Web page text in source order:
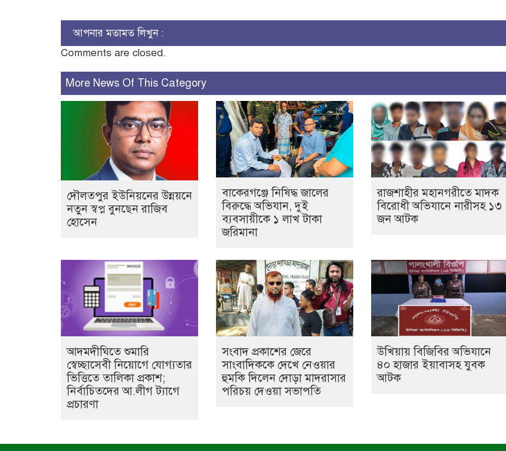
আপনার মতামত লিখুন :
Comments are closed.
More News Of This Category
দৌলতপুর ইউনিয়নের উন্নয়নে
নতুন স্বপ্ন বুনছেন রাজিব
হোসেন
বাকেরগঞ্জে নিষিদ্ধ জালের
বিরুদ্ধে অভিযান, দুই
ব্যবসায়ীকে ১ লাখ টাকা
জরিমানা
রাজশাহীর মহানগরীতে মাদক
বিরোধী অভিযানে নারীসহ ১৩
জন আটক
আদমদীঘিতে শুমারি
স্বেচ্ছাসেবী নিয়োগে যোগ্যতার
ভিত্তিতে তালিকা প্রকাশ;
নির্বাচিতদের আ.লীগ ট্যাগে
প্রচারণা
সংবাদ প্রকাশের জেরে
সাংবাদিককে দেখে নেওয়ার
হুমকি দিলেন দোড়া মাদরাসার
পরিচয় দেওয়া সভাপতি
উখিয়ায় বিজিবির অভিযানে
৪০ হাজার ইয়াবাসহ যুবক
আটক